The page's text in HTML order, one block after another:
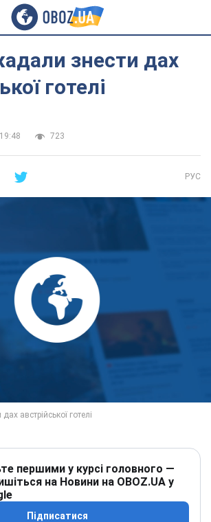
знести дах
готелі
723
РУС
першими у курсі головного —
на Новини на OBOZ.UA у
Підписатися